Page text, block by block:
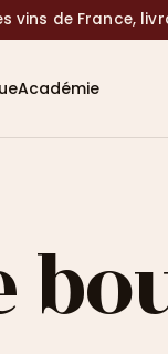
vins de France,
Académie